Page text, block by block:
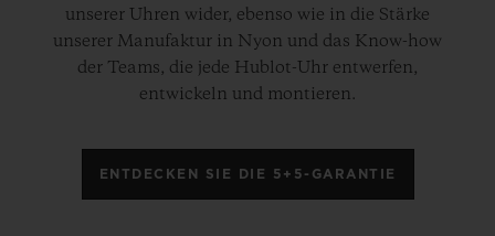
unserer Uhren wider, ebenso wie in die Stärke
unserer Manufaktur in Nyon und das Know-how
der Teams, die jede Hublot-Uhr entwerfen,
entwickeln und montieren.
ENTDECKEN SIE DIE 5+5-GARANTIE